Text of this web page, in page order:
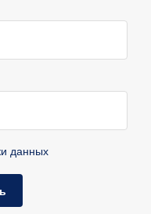
данных